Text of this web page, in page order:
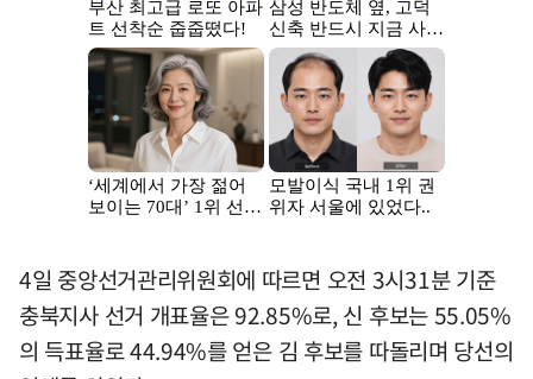
4일 중앙선거관리위원회에 따르면 오전 3시31분 기준
충북지사 선거 개표율은 92.85%로, 신 후보는 55.05%
의 득표율로 44.94%를 얻은 김 후보를 따돌리며 당선의